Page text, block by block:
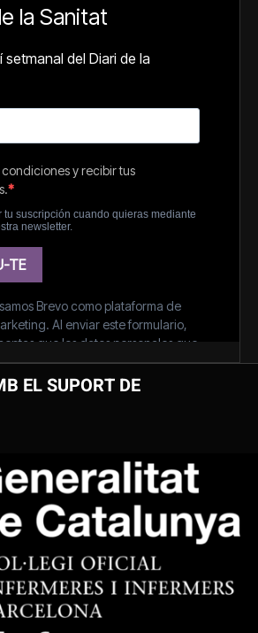
EL SUPORT DE